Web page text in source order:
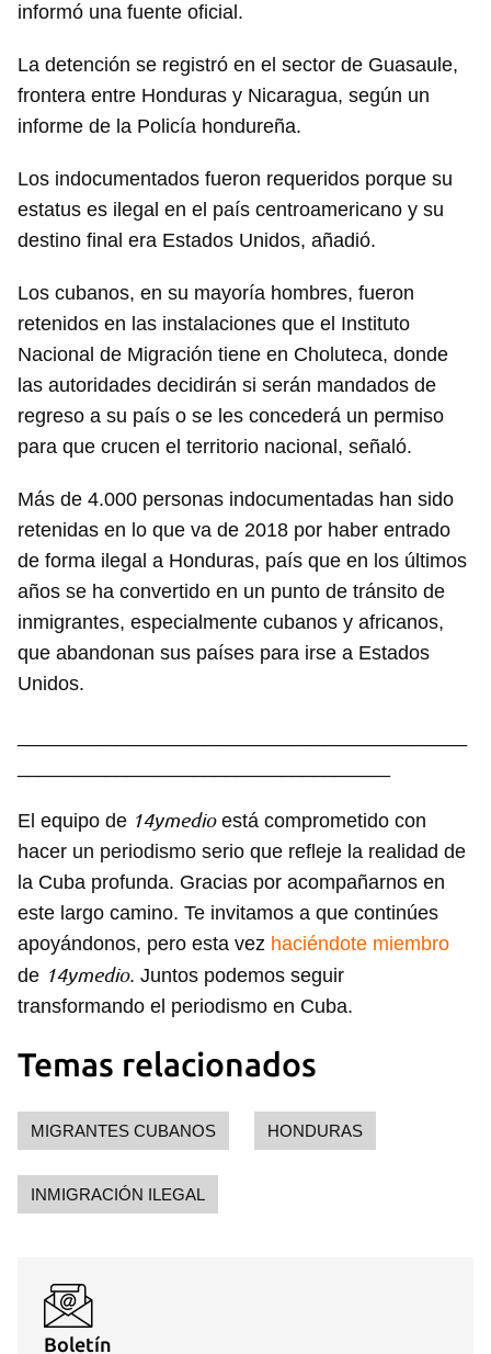
informó una fuente oficial.
La detención se registró en el sector de Guasaule,
frontera entre Honduras y Nicaragua, según un
informe de la Policía hondureña.
Los indocumentados fueron requeridos porque su
estatus es ilegal en el país centroamericano y su
destino final era Estados Unidos, añadió.
Los cubanos, en su mayoría hombres, fueron
retenidos en las instalaciones que el Instituto
Nacional de Migración tiene en Choluteca, donde
las autoridades decidirán si serán mandados de
regreso a su país o se les concederá un permiso
para que crucen el territorio nacional, señaló.
Más de 4.000 personas indocumentadas han sido
retenidas en lo que va de 2018 por haber entrado
de forma ilegal a Honduras, país que en los últimos
años se ha convertido en un punto de tránsito de
inmigrantes, especialmente cubanos y africanos,
que abandonan sus países para irse a Estados
Unidos.
El equipo de 14ymedioestá comprometido con
hacer un periodismo serio que refleje la realidad de
la Cuba profunda. Gracias por acompañarnos en
este largo camino. Te invitamos a que continúes
apoyándonos, pero esta vez haciéndote miembro
de 14ymedio. Juntos podemos seguir
transformando el periodismo en Cuba.
Temas relacionados
MIGRANTES CUBANOS HONDURAS
INMIGRACIÓN ILEGAL
Boletín